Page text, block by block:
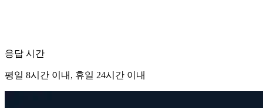
응답 시간
평일 8시간 이내, 휴일 24시간 이내